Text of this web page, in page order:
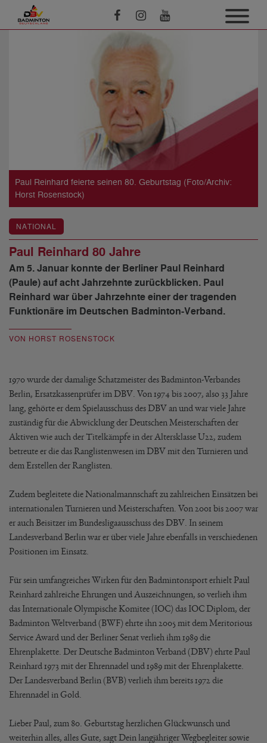
Paul Reinhard feierte seinen 80. Geburtstag (Foto/Archiv:
Horst Rosenstock)
NATIONAL
Paul Reinhard 80 Jahre
Am 5. Januar konnte der Berliner Paul Reinhard
(Paule) auf acht Jahrzehnte zurückblicken. Paul
Reinhard war über Jahrzehnte einer der tragenden
Funktionäre im Deutschen Badminton-Verband.
VON HORST ROSENSTOCK
1970 wurde der damalige Schatzmeister des Badminton-Verbandes
Berlin, Ersatzkassenprüfer im DBV. Von 1974 bis 2007, also 33 Jahre
lang, gehörte er dem Spielausschuss des DBV an und war viele Jahre
zuständig für die Abwicklung der Deutschen Meisterschaften der
Aktiven wie auch der Titelkämpfe in der Altersklasse U22, zudem
betreute er die das Ranglistenwesen im DBV mit den Turnieren und
dem Erstellen der Ranglisten.
Zudem begleitete die Nationalmannschaft zu zahlreichen Einsätzen bei
internationalen Turnieren und Meisterschaften. Von 2001 bis 2007 war
er auch Beisitzer im Bundesligaausschuss des DBV. In seinem
Landesverband Berlin war er über viele Jahre ebenfalls in verschiedenen
Positionen im Einsatz.
Für sein umfangreiches Wirken für den Badmintonsport erhielt Paul
Reinhard zahlreiche Ehrungen und Auszeichnungen, so verlieh ihm
das Internationale Olympische Komitee (IOC) das IOC Diplom, der
Badminton Weltverband (BWF) ehrte ihn 2005 mit dem Meritorious
Service Award und der Berliner Senat verlieh ihm 1989 die
Ehrenplakette. Der Deutsche Badminton Verband (DBV) ehrte Paul
Reinhard 1973 mit der Ehrennadel und 1989 mit der Ehrenplakette.
Der Landesverband Berlin (BVB) verlieh ihm bereits 1972 die
Ehrennadel in Gold.
Lieber Paul, zum 80. Geburtstag herzlichen Glückwunsch und
weiterhin alles, alles Gute, sagt Dein langjähriger Wegbegleiter sowie